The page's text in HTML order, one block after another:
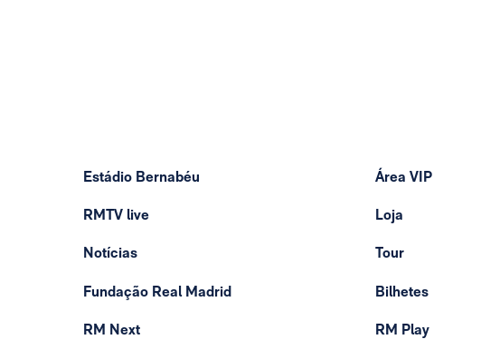
Estádio Bernabéu
RMTV live
Notícias
Fundação Real Madrid
RM Next
Área VIP
Loja
Tour
Bilhetes
RM Play